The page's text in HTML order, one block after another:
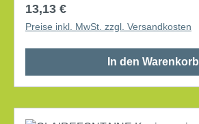
Regulärer Preis:
13,13 €
Preise inkl. MwSt. zzgl. Versandkosten
In den Warenkorb